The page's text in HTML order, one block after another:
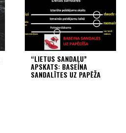
“LIETUS SANDAĻU”
APSKATS: BASEINA
SANDALĪTES UZ PAPĒŽA